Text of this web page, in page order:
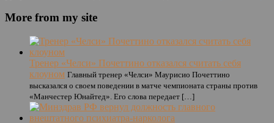
More from my site
Тренер «Челси» Почеттино отказался считать себя
клоуном Главный тренер «Челси» Маурисио Почеттино
высказался о своем поведении в матче чемпионата страны против
«Манчестер Юнайтед». Его слова передает […]